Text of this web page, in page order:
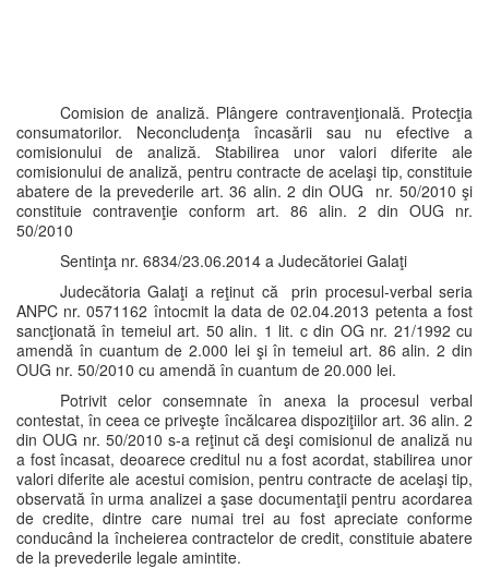
Comision de analiză. Plângere contravenţională. Protecţia
consumatorilor. Neconcludenţa încasării sau nu efective a
comisionului de analiză. Stabilirea unor valori diferite ale
comisionului de analiză, pentru contracte de acelaşi tip, constituie
abatere de la prevederile art. 36 alin. 2 din OUG nr. 50/2010 şi
constituie contravenţie conform art. 86 alin. 2 din OUG nr.
50/2010
Sentinţa nr. 6834/23.06.2014 a Judecătoriei Galaţi
Judecătoria Galaţi a reţinut că prin procesul-verbal seria
ANPC nr. 0571162 întocmit la data de 02.04.2013 petenta a fost
sancţionată în temeiul art. 50 alin. 1 lit. c din OG nr. 21/1992 cu
amendă în cuantum de 2.000 lei şi în temeiul art. 86 alin. 2 din
OUG nr. 50/2010 cu amendă în cuantum de 20.000 lei.
Potrivit celor consemnate în anexa la procesul verbal
contestat, în ceea ce priveşte încălcarea dispoziţiilor art. 36 alin. 2
din OUG nr. 50/2010 s-a reţinut că deşi comisionul de analiză nu
a fost încasat, deoarece creditul nu a fost acordat, stabilirea unor
valori diferite ale acestui comision, pentru contracte de acelaşi tip,
observată în urma analizei a şase documentaţii pentru acordarea
de credite, dintre care numai trei au fost apreciate conforme
conducând la încheierea contractelor de credit, constituie abatere
de la prevederile legale amintite.